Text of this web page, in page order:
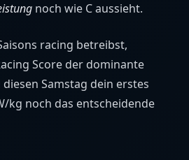
noch wie C aussieht.
racing betreibst,
Score der dominante
Samstag dein erstes
kg noch das entscheidende